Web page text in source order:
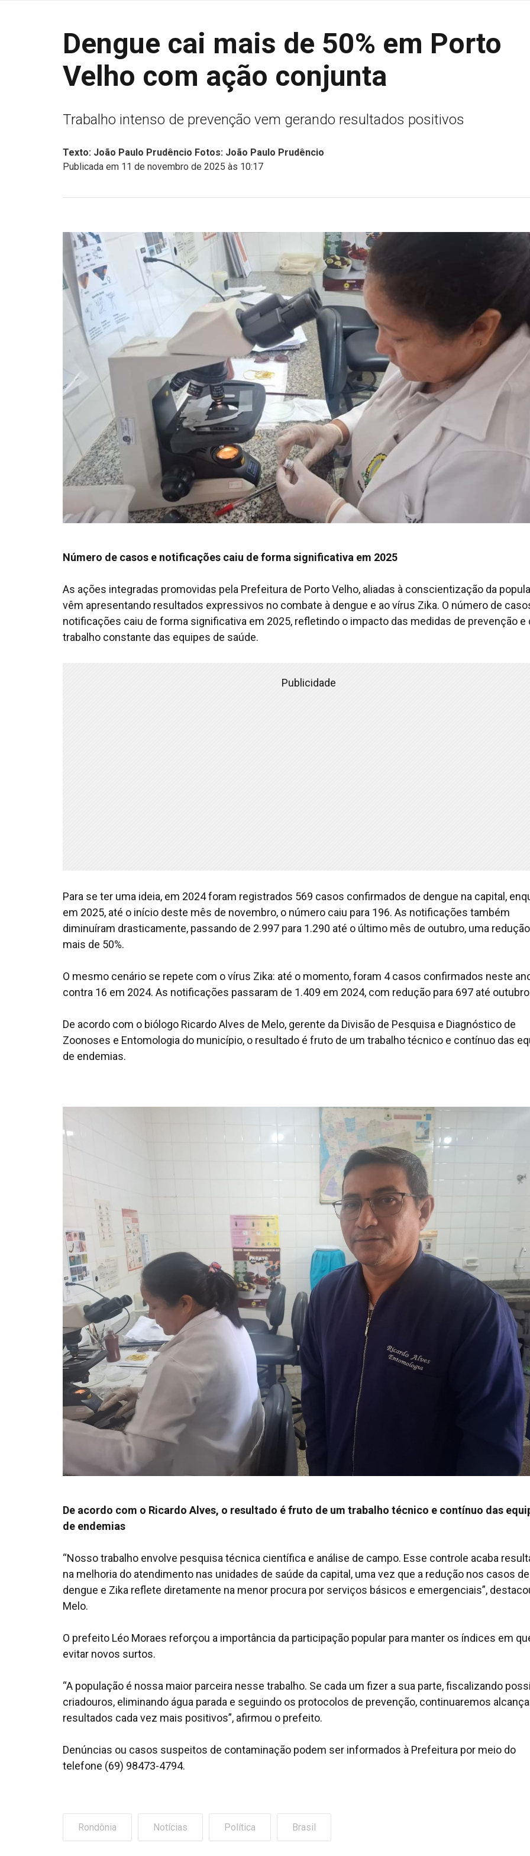
Dengue cai mais de 50% em Porto
Velho com ação conjunta
Trabalho intenso de prevenção vem gerando resultados positivos
Texto: João Paulo Prudêncio Fotos: João Paulo Prudêncio
Publicada em 11 de novembro de 2025 às 10:17
Número de casos e notificações caiu de forma significativa em 2025
As ações integradas promovidas pela Prefeitura de Porto Velho, aliadas à conscientização da
vêm apresentando resultados expressivos no combate à dengue e ao vírus Zika. O número de
notificações caiu de forma significativa em 2025, refletindo o impacto das medidas de prevenção e
trabalho constante das equipes de saúde.
Publicidade
Para se ter uma ideia, em 2024 foram registrados 569 casos confirmados de dengue na capital,
em 2025, até o início deste mês de novembro, o número caiu para 196. As notificações também
diminuíram drasticamente, passando de 2.997 para 1.290 até o último mês de outubro, uma
mais de 50%.
O mesmo cenário se repete com o vírus Zika: até o momento, foram 4 casos confirmados neste
contra 16 em 2024. As notificações passaram de 1.409 em 2024, com redução para 697 até
De acordo com o biólogo Ricardo Alves de Melo, gerente da Divisão de Pesquisa e Diagnóstico de
Zoonoses e Entomologia do município, o resultado é fruto de um trabalho técnico e contínuo das
de endemias.
De acordo com o Ricardo Alves, o resultado é fruto de um trabalho técnico e contínuo das
de endemias
“Nosso trabalho envolve pesquisa técnica científica e análise de campo. Esse controle acaba
na melhoria do atendimento nas unidades de saúde da capital, uma vez que a redução nos casos de
dengue e Zika reflete diretamente na menor procura por serviços básicos e emergenciais”,
Melo.
O prefeito Léo Moraes reforçou a importância da participação popular para manter os índices em
evitar novos surtos.
“A população é nossa maior parceira nesse trabalho. Se cada um fizer a sua parte, fiscalizando
criadouros, eliminando água parada e seguindo os protocolos de prevenção, continuaremos
resultados cada vez mais positivos”, afirmou o prefeito.
Denúncias ou casos suspeitos de contaminação podem ser informados à Prefeitura por meio do
telefone (69) 98473-4794.
Rondônia Notícias Política Brasil